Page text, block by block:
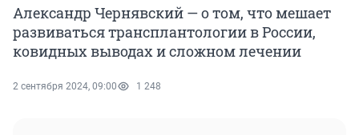
Александр Чернявский — о том, что мешает
развиваться трансплантологии в России,
ковидных выводах и сложном лечении
2 сентября 2024, 09:00 1 248